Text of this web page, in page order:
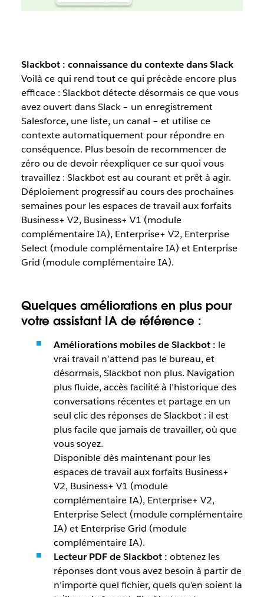
Slackbot : connaissance du contexte dans Slack
Voilà ce qui rend tout ce qui précède encore plus
efficace : Slackbot détecte désormais ce que vous
avez ouvert dans Slack – un enregistrement
Salesforce, une liste, un canal – et utilise ce
contexte automatiquement pour répondre en
conséquence. Plus besoin de recommencer de
zéro ou de devoir réexpliquer ce sur quoi vous
travaillez : Slackbot est au courant et prêt à agir.
Déploiement progressif au cours des prochaines
semaines pour les espaces de travail aux forfaits
Business+ V2, Business+ V1 (module
complémentaire IA), Enterprise+ V2, Enterprise
Select (module complémentaire IA) et Enterprise
Grid (module complémentaire IA).
Quelques améliorations en plus pour
votre assistant IA de référence :
Améliorations mobiles de Slackbot : le
vrai travail n’attend pas le bureau, et
désormais, Slackbot non plus. Navigation
plus fluide, accès facilité à l’historique des
conversations récentes et partage en un
seul clic des réponses de Slackbot : il est
plus facile que jamais de travailler, où que
vous soyez.
Disponible dès maintenant pour les
espaces de travail aux forfaits Business+
V2, Business+ V1 (module
complémentaire IA), Enterprise+ V2,
Enterprise Select (module complémentaire
IA) et Enterprise Grid (module
complémentaire IA).
Lecteur PDF de Slackbot : obtenez les
réponses dont vous avez besoin à partir de
n’importe quel fichier, quels qu’en soient la